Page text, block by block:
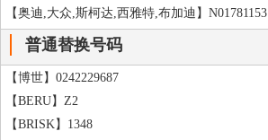
【奥迪,大众,斯柯达,西雅特,布加迪】N01781153
普通替换号码
【博世】0242229687
【BERU】Z2
【BRISK】1348